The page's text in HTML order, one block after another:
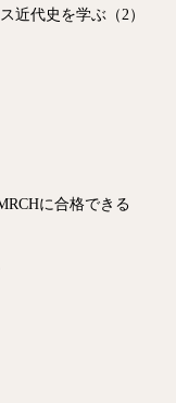
近代史を学ぶ（2）
に合格できる